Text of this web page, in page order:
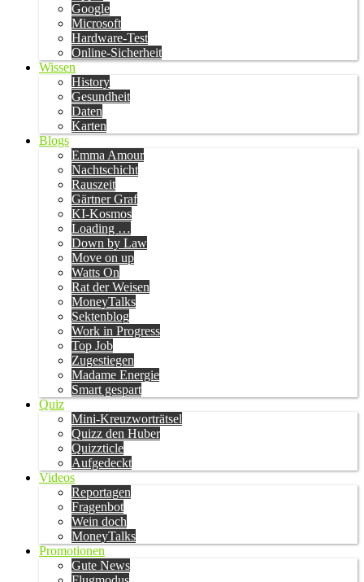
Google
Microsoft
Hardware-Test
Online-Sicherheit
Wissen
History
Gesundheit
Daten
Karten
Blogs
Emma Amour
Nachtschicht
Rauszeit
Gärtner Graf
KI-Kosmos
Loading …
Down by Law
Move on up
Watts On
Rat der Weisen
MoneyTalks
Sektenblog
Work in Progress
Top Job
Zugestiegen
Madame Energie
Smart gespart
Quiz
Mini-Kreuzworträtsel
Quizz den Huber
Quizzticle
Aufgedeckt
Videos
Reportagen
Fragenbot
Wein doch
MoneyTalks
Promotionen
Gute News